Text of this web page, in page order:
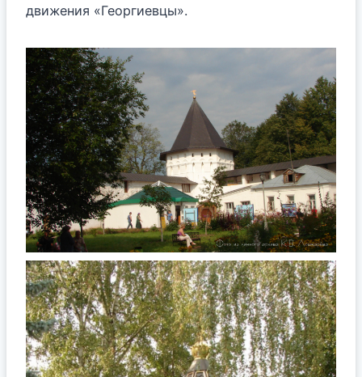
движения «Георгиевцы».